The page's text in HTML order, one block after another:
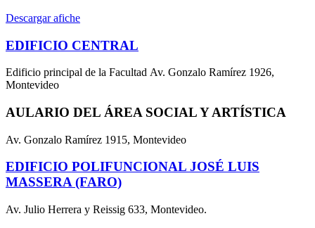
Descargar afiche
EDIFICIO CENTRAL
Edificio principal de la Facultad Av. Gonzalo Ramírez 1926,
Montevideo
AULARIO DEL ÁREA SOCIAL Y ARTÍSTICA
Av. Gonzalo Ramírez 1915, Montevideo
EDIFICIO POLIFUNCIONAL JOSÉ LUIS
MASSERA (FARO)
Av. Julio Herrera y Reissig 633, Montevideo.